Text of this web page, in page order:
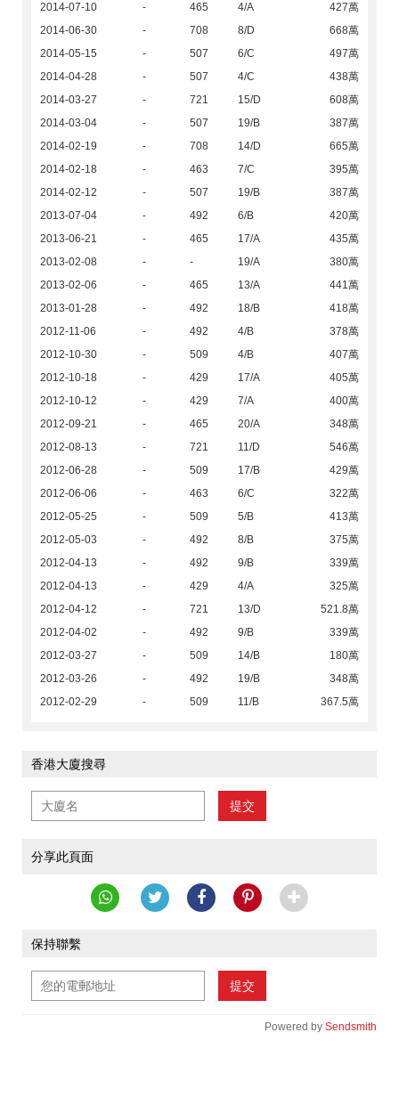
2014-07-10
- 465 4/A
427萬
2014-06-30
- 708 8/D
668萬
2014-05-15
- 507 6/C
497萬
2014-04-28
- 507 4/C
438萬
2014-03-27
- 721 15/D
608萬
2014-03-04
- 507 19/B
387萬
2014-02-19
- 708 14/D
665萬
2014-02-18
- 463 7/C
395萬
2014-02-12
- 507 19/B
387萬
2013-07-04
- 492 6/B
420萬
2013-06-21
- 465 17/A
435萬
2013-02-08
- - 19/A
380萬
2013-02-06
- 465 13/A
441萬
2013-01-28
- 492 18/B
418萬
2012-11-06
- 492 4/B
378萬
2012-10-30
- 509 4/B
407萬
2012-10-18
- 429 17/A
405萬
2012-10-12
- 429 7/A
400萬
2012-09-21
- 465 20/A
348萬
2012-08-13
- 721 11/D
546萬
2012-06-28
- 509 17/B
429萬
2012-06-06
- 463 6/C
322萬
2012-05-25
- 509 5/B
413萬
2012-05-03
- 492 8/B
375萬
2012-04-13
- 492 9/B
339萬
2012-04-13
- 429 4/A
325萬
2012-04-12
- 721 13/D
521.8萬
2012-04-02
- 492 9/B
339萬
2012-03-27
- 509 14/B
180萬
2012-03-26
- 492 19/B
348萬
2012-02-29
- 509 11/B 367.5萬
香港大廈搜尋
提交
分享此頁面
保持聯繫
提交
Powered by Sendsmith